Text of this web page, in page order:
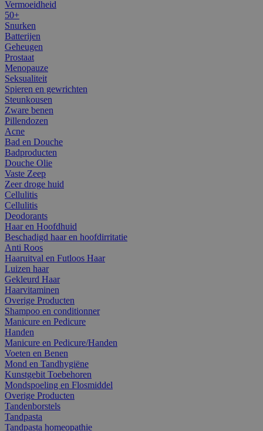
Vermoeidheid
50+
Snurken
Batterijen
Geheugen
Prostaat
Menopauze
Seksualiteit
Spieren en gewrichten
Steunkousen
Zware benen
Pillendozen
Acne
Bad en Douche
Badproducten
Douche Olie
Vaste Zeep
Zeer droge huid
Cellulitis
Cellulitis
Deodorants
Haar en Hoofdhuid
Beschadigd haar en hoofdirritatie
Anti Roos
Haaruitval en Futloos Haar
Luizen haar
Gekleurd Haar
Haarvitaminen
Overige Producten
Shampoo en conditionner
Manicure en Pedicure
Handen
Manicure en Pedicure/Handen
Voeten en Benen
Mond en Tandhygiëne
Kunstgebit Toebehoren
Mondspoeling en Flosmiddel
Overige Producten
Tandenborstels
Tandpasta
Tandpasta homeopathie